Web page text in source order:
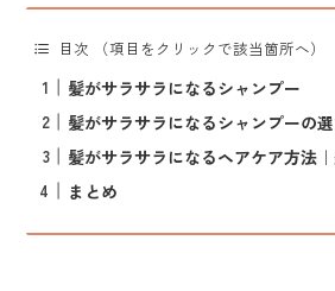
目次 （項目をクリックで該当箇所へ）
髪がサラサラになるシャンプー
髪がサラサラになるシャンプーの
髪がサラサラになるヘアケア方法
まとめ